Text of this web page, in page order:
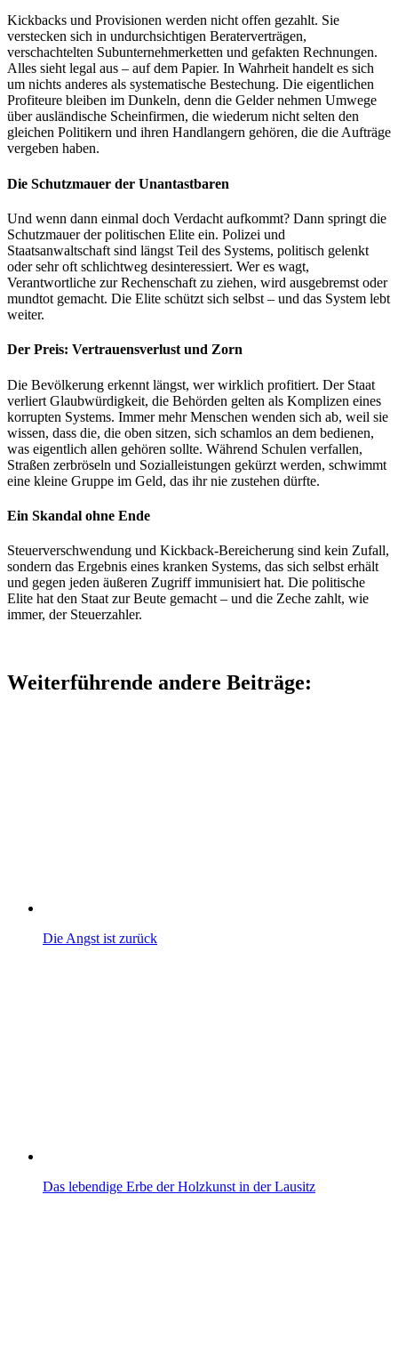
Kickbacks und Provisionen werden nicht offen gezahlt. Sie
verstecken sich in undurchsichtigen Beraterverträgen,
verschachtelten Subunternehmerketten und gefakten Rechnungen.
Alles sieht legal aus – auf dem Papier. In Wahrheit handelt es sich
um nichts anderes als systematische Bestechung. Die eigentlichen
Profiteure bleiben im Dunkeln, denn die Gelder nehmen Umwege
über ausländische Scheinfirmen, die wiederum nicht selten den
gleichen Politikern und ihren Handlangern gehören, die die Aufträge
vergeben haben.
Die Schutzmauer der Unantastbaren
Und wenn dann einmal doch Verdacht aufkommt? Dann springt die
Schutzmauer der politischen Elite ein. Polizei und
Staatsanwaltschaft sind längst Teil des Systems, politisch gelenkt
oder sehr oft schlichtweg desinteressiert. Wer es wagt,
Verantwortliche zur Rechenschaft zu ziehen, wird ausgebremst oder
mundtot gemacht. Die Elite schützt sich selbst – und das System lebt
weiter.
Der Preis: Vertrauensverlust und Zorn
Die Bevölkerung erkennt längst, wer wirklich profitiert. Der Staat
verliert Glaubwürdigkeit, die Behörden gelten als Komplizen eines
korrupten Systems. Immer mehr Menschen wenden sich ab, weil sie
wissen, dass die, die oben sitzen, sich schamlos an dem bedienen,
was eigentlich allen gehören sollte. Während Schulen verfallen,
Straßen zerbröseln und Sozialleistungen gekürzt werden, schwimmt
eine kleine Gruppe im Geld, das ihr nie zustehen dürfte.
Ein Skandal ohne Ende
Steuerverschwendung und Kickback-Bereicherung sind kein Zufall,
sondern das Ergebnis eines kranken Systems, das sich selbst erhält
und gegen jeden äußeren Zugriff immunisiert hat. Die politische
Elite hat den Staat zur Beute gemacht – und die Zeche zahlt, wie
immer, der Steuerzahler.
Weiterführende andere Beiträge:
Die Angst ist zurück
Das lebendige Erbe der Holzkunst in der Lausitz